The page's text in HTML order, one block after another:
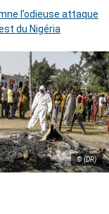
l’odieuse attaque
du Nigéria
© (DR)